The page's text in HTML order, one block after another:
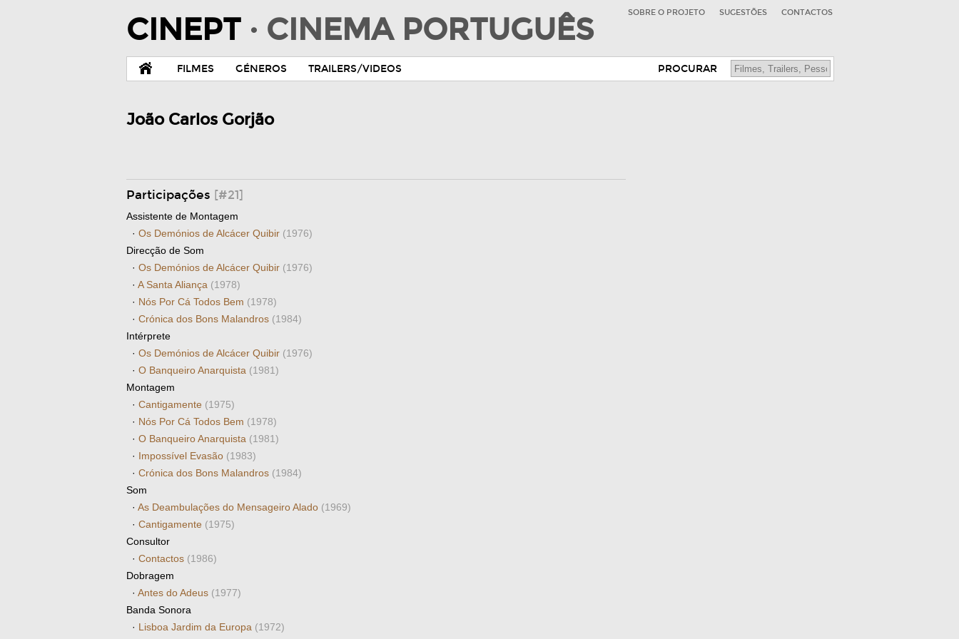
CINEPT · CINEMA PORTUGUÊS SOBRE O PROJETO SUGESTÕES CONTACTOS
FILMES GÉNEROS TRAILERS/VIDEOS PROCURAR
João Carlos Gorjão
Participações [#21]
Assistente de Montagem
· Os Demónios de Alcácer Quibir (1976)
Direcção de Som
· Os Demónios de Alcácer Quibir (1976)
· A Santa Aliança (1978)
· Nós Por Cá Todos Bem (1978)
· Crónica dos Bons Malandros (1984)
Intérprete
· Os Demónios de Alcácer Quibir (1976)
· O Banqueiro Anarquista (1981)
Montagem
· Cantigamente (1975)
· Nós Por Cá Todos Bem (1978)
· O Banqueiro Anarquista (1981)
· Impossível Evasão (1983)
· Crónica dos Bons Malandros (1984)
Som
· As Deambulações do Mensageiro Alado (1969)
· Cantigamente (1975)
Consultor
· Contactos (1986)
Dobragem
· Antes do Adeus (1977)
Banda Sonora
· Lisboa Jardim da Europa (1972)